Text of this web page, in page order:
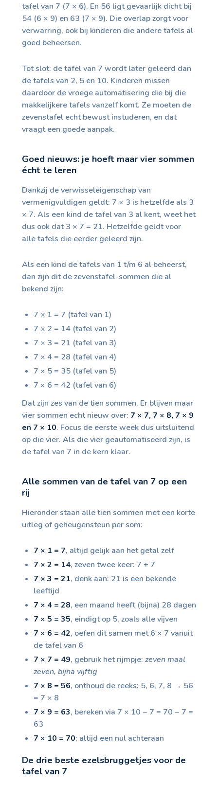
tafel van 7 (7 × 6). En 56 ligt gevaarlijk dicht bij
54 (6 × 9) en 63 (7 × 9). Die overlap zorgt voor
verwarring, ook bij kinderen die andere tafels al
goed beheersen.
Tot slot: de tafel van 7 wordt later geleerd dan
de tafels van 2, 5 en 10. Kinderen missen
daardoor de vroege automatisering die bij die
makkelijkere tafels vanzelf komt. Ze moeten de
zevenstafel echt bewust instuderen, en dat
vraagt een goede aanpak.
Goed nieuws: je hoeft maar vier sommen
écht te leren
Dankzij de verwisseleigenschap van
vermenigvuldigen geldt: 7 × 3 is hetzelfde als 3
× 7. Als een kind de tafel van 3 al kent, weet het
dus ook dat 3 × 7 = 21. Hetzelfde geldt voor
alle tafels die eerder geleerd zijn.
Als een kind de tafels van 1 t/m 6 al beheerst,
dan zijn dit de zevenstafel-sommen die al
bekend zijn:
7 × 1 = 7 (tafel van 1)
7 × 2 = 14 (tafel van 2)
7 × 3 = 21 (tafel van 3)
7 × 4 = 28 (tafel van 4)
7 × 5 = 35 (tafel van 5)
7 × 6 = 42 (tafel van 6)
Dat zijn zes van de tien sommen. Er blijven maar
vier sommen echt nieuw over: 7 × 7, 7 × 8, 7 × 9
en 7 × 10. Focus de eerste week dus uitsluitend
op die vier. Als die vier geautomatiseerd zijn, is
de tafel van 7 in de kern klaar.
Alle sommen van de tafel van 7 op een
rij
Hieronder staan alle tien sommen met een korte
uitleg of geheugensteun per som:
7 × 1 = 7, altijd gelijk aan het getal zelf
7 × 2 = 14, zeven twee keer: 7 + 7
7 × 3 = 21, denk aan: 21 is een bekende
leeftijd
7 × 4 = 28, een maand heeft (bijna) 28 dagen
7 × 5 = 35, eindigt op 5, zoals alle vijven
7 × 6 = 42, oefen dit samen met 6 × 7 vanuit
de tafel van 6
7 × 7 = 49, gebruik het rijmpje: zeven maal
zeven, bijna vijftig
7 × 8 = 56, onthoud de reeks: 5, 6, 7, 8 → 56
= 7 × 8
7 × 9 = 63, bereken via 7 × 10 − 7 = 70 − 7 =
63
7 × 10 = 70; altijd een nul achteraan
De drie beste ezelsbruggetjes voor de
tafel van 7